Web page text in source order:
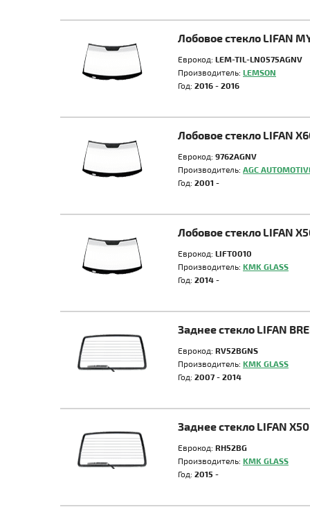
Лобовое стекло LIFAN
Еврокод: LEM-TIL-LN0575AGNV
Производитель: LEMSON
Год: 2016 - 2016
Лобовое стекло LIFAN
Еврокод: 9762AGNV
Производитель: AGC
Год: 2001 -
Лобовое стекло LIFAN
Еврокод: LIFT0010
Производитель: KMK GLASS
Год: 2014 -
Заднее стекло LIFAN
Еврокод: RV52BGNS
Производитель: KMK GLASS
Год: 2007 - 2014
Заднее стекло LIFAN X50
Еврокод: RH52BG
Производитель: KMK GLASS
Год: 2015 -